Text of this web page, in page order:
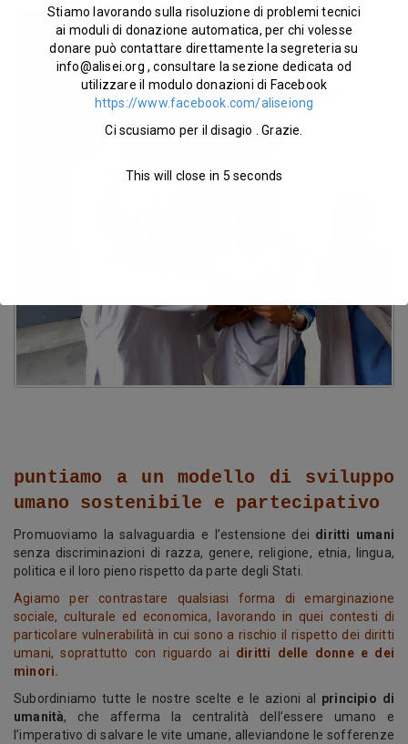
puntiamo a un modello di sviluppo
umano sostenibile e partecipativo
Promuoviamo la salvaguardia e l’estensione dei diritti umani
senza discriminazioni di razza, genere, religione, etnia, lingua,
politica e il loro pieno rispetto da parte degli Stati.
Agiamo per contrastare qualsiasi forma di emarginazione
sociale, culturale ed economica, lavorando in quei contesti di
particolare vulnerabilità in cui sono a rischio il rispetto dei diritti
umani, soprattutto con riguardo ai diritti delle donne e dei
minori.
Subordiniamo tutte le nostre scelte e le azioni al principio di
umanità, che afferma la centralità dell’essere umano e
l’imperativo di salvare le vite umane, alleviandone le sofferenze
Stiamo lavorando sulla risoluzione di problemi tecnici
ai moduli di donazione automatica, per chi volesse
donare può contattare direttamente la segreteria su
info@alisei.org , consultare la sezione dedicata od
utilizzare il modulo donazioni di Facebook
https://www.facebook.com/aliseiong
Ci scusiamo per il disagio . Grazie.
This will close in 5 seconds